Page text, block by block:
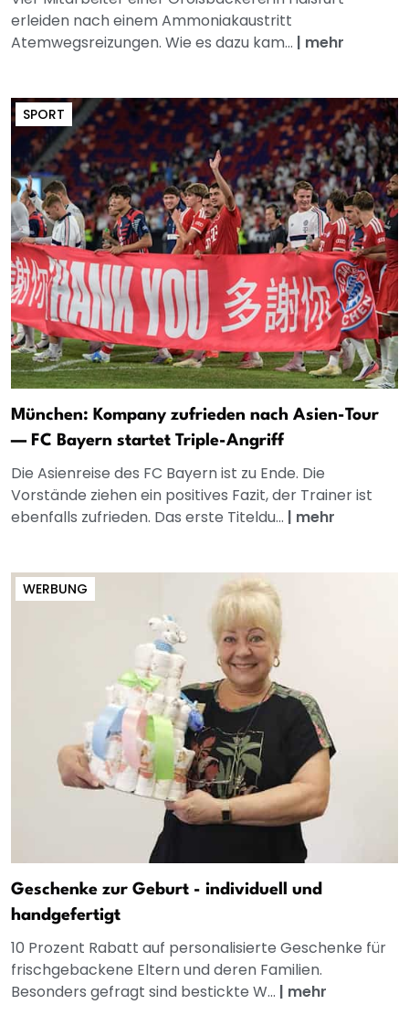
erleiden nach einem Ammoniakaustritt
Atemwegsreizungen. Wie es dazu kam... | mehr
SPORT
München: Kompany zufrieden nach Asien-Tour
— FC Bayern startet Triple-Angriff
Die Asienreise des FC Bayern ist zu Ende. Die
Vorstände ziehen ein positives Fazit, der Trainer ist
ebenfalls zufrieden. Das erste Titeldu... | mehr
WERBUNG
Geschenke zur Geburt - individuell und
handgefertigt
10 Prozent Rabatt auf personalisierte Geschenke für
frischgebackene Eltern und deren Familien.
Besonders gefragt sind bestickte W... | mehr